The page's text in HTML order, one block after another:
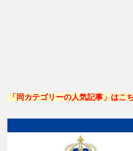
「同カテゴリーの人気記事」はこ